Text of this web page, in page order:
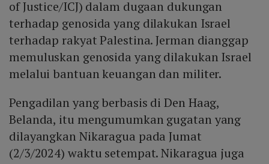
of Justice/ICJ) dalam dugaan dukungan
terhadap genosida yang dilakukan Israel
terhadap rakyat Palestina. Jerman dianggap
memuluskan genosida yang dilakukan Israel
melalui bantuan keuangan dan militer.
Pengadilan yang berbasis di Den Haag,
Belanda, itu mengumumkan gugatan yang
dilayangkan Nikaragua pada Jumat
(2/3/2024) waktu setempat. Nikaragua juga